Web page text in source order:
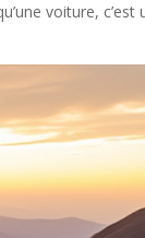
voiture,